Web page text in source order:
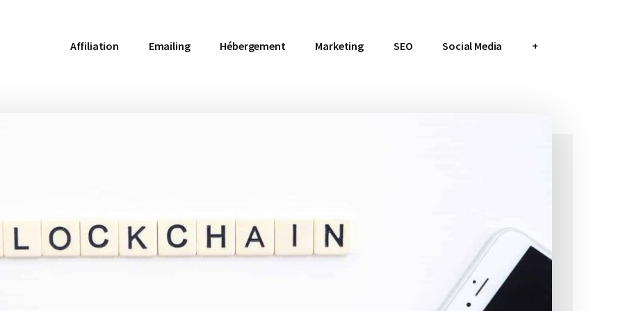
Affiliation Emailing Hébergement Marketing SEO Social Media +